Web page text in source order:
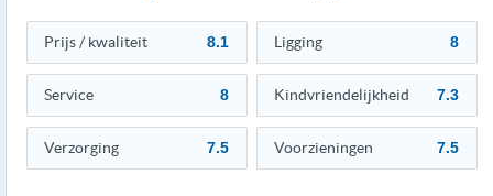
Prijs / kwaliteit 8.1 Ligging 8
Service 8 Kindvriendelijkheid 7.3
Verzorging 7.5 Voorzieningen 7.5